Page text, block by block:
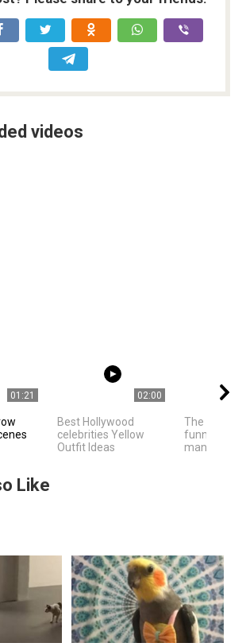
videos
01:21 02:00
Best Hollywood
celebrities Yellow
Outfit Ideas
The owner
funny cat
many of us
Like